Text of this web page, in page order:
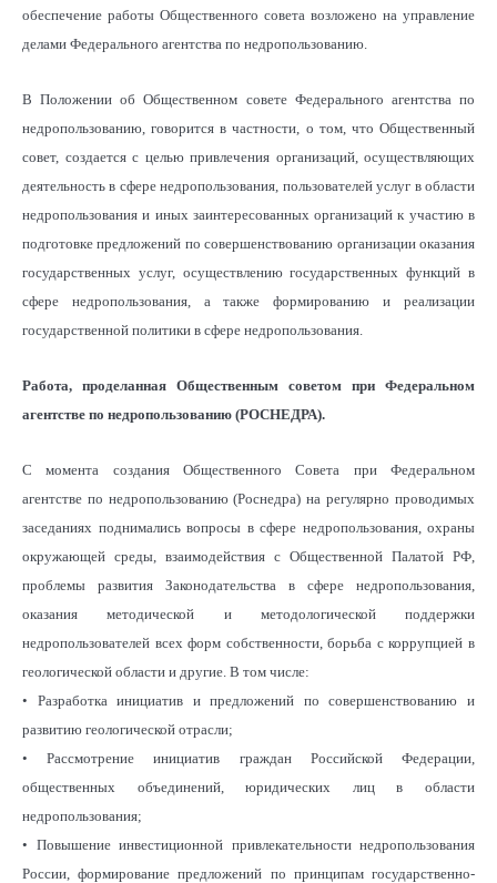
обеспечение работы Общественного совета возложено на управление
делами Федерального агентства по недропользованию.
В Положении об Общественном совете Федерального агентства по
недропользованию, говорится в частности, о том, что Общественный
совет, создается с целью привлечения организаций, осуществляющих
деятельность в сфере недропользования, пользователей услуг в области
недропользования и иных заинтересованных организаций к участию в
подготовке предложений по совершенствованию организации оказания
государственных услуг, осуществлению государственных функций в
сфере недропользования, а также формированию и реализации
государственной политики в сфере недропользования.
Работа, проделанная Общественным советом при Федеральном
агентстве по недропользованию (РОСНЕДРА).
С момента создания Общественного Совета при Федеральном
агентстве по недропользованию (Роснедра) на регулярно проводимых
заседаниях поднимались вопросы в сфере недропользования, охраны
окружающей среды, взаимодействия с Общественной Палатой РФ,
проблемы развития Законодательства в сфере недропользования,
оказания методической и методологической поддержки
недропользователей всех форм собственности, борьба с коррупцией в
геологической области и другие. В том числе:
• Разработка инициатив и предложений по совершенствованию и
развитию геологической отрасли;
• Рассмотрение инициатив граждан Российской Федерации,
общественных объединений, юридических лиц в области
недропользования;
• Повышение инвестиционной привлекательности недропользования
России, формирование предложений по принципам государственно-